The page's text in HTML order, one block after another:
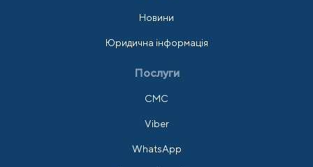
Новини
Юридична інформація
Послуги
СМС
Viber
WhatsApp